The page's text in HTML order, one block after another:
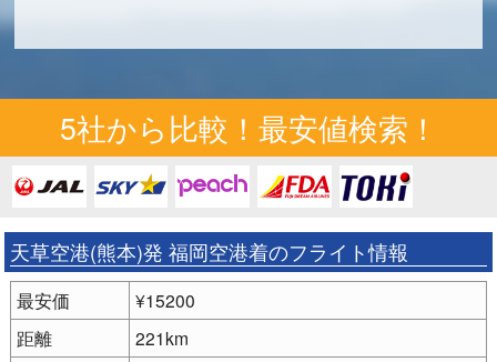
5社から比較！最安値検索！
天草空港(熊本)発 福岡空港着のフライト情報
最安価
¥15200
距離
221km